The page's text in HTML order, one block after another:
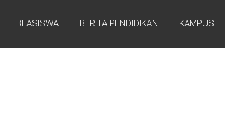
BEASISWA BERITA PENDIDIKAN KAMPUS